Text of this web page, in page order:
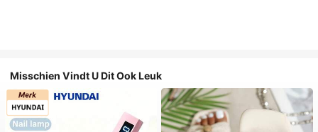
Misschien Vindt U Dit Ook Leuk